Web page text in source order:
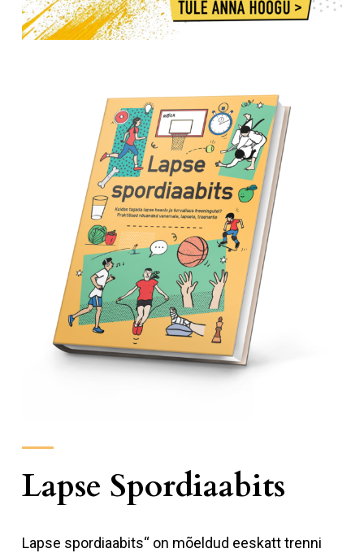
Lapse Spordiaabits
Lapse spordiaabits“ on mõeldud eeskatt trenni